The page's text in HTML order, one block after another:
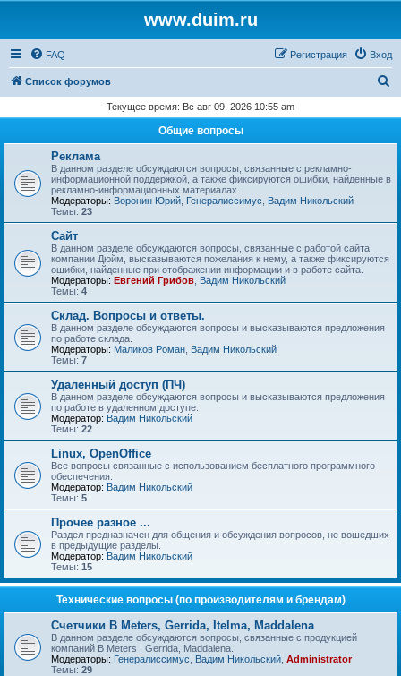
www.duim.ru
FAQ Вход
Регистрация
Список форумов
с
Текущее время: Вс авг 09, 2026 10:55 am
Общие вопросы
Реклама
В данном разделе обсуждаются вопросы, связанные с рекламно-
информационной поддержкой, а также фиксируются ошибки, найденные в
рекламно-информационных материалах.
Модераторы: Воронин Юрий Генералиссимус
Вадим Никольский
Темы: 23
Сайт
В данном разделе обсуждаются вопросы, связанные с работой сайта
компании Дюйм, высказываются пожелания к нему, а также фиксируются
ошибки, найденные при отображении информации и в работе сайта.
Модераторы: Евгений Грибов Вадим Никольский
Темы: 4
Склад. Вопросы и ответы.
В данном разделе обсуждаются вопросы и высказываются предложения
по работе склада.
Модераторы: Маликов Роман Вадим Никольский
Темы: 7
Удаленный доступ (ПЧ)
В данном разделе обсуждаются вопросы и высказываются предложения
по работе в удаленном доступе.
Модератор: Вадим Никольский
Темы: 22
Linux, OpenOffice
Все вопросы связанные с использованием бесплатного программного
обеспечения.
Модератор: Вадим Никольский
Темы: 5
Прочее разное ...
Раздел предназначен для общения и обсуждения вопросов, не вошедших
в предыдущие разделы.
Модератор: Вадим Никольский
Темы: 15
Технические вопросы (по производителям и брендам)
Счетчики B Meters, Gerrida, Itelma, Maddalena
В данном разделе обсуждаются вопросы, связанные с продукцией
компаний B Meters , Gerrida, Maddalena.
Модераторы: Генералиссимус Вадим Никольский Administrator
Темы: 29